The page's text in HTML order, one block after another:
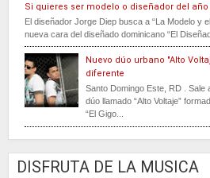
Si quieres ser modelo o diseñador del
El diseñador Jorge Diep busca a “La Modelo y
nueva cara del diseñado dominicano “El
Nuevo dúo urbano "Alto
diferente
Santo Domingo Este, RD .
dúo llamado “Alto Voltaje”
“El Gigo...
DISFRUTA DE LA MUSICA